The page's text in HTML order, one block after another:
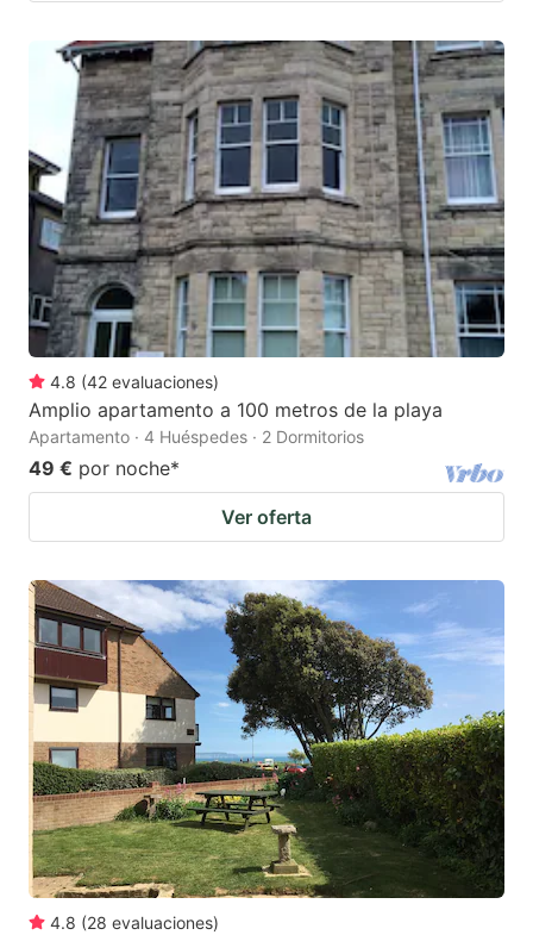
4.8 (42 evaluaciones)
Amplio apartamento a 100 metros de la playa
Apartamento · 4 Huéspedes · 2 Dormitorios
49 € por noche*
Ver oferta
4.8 (28 evaluaciones)